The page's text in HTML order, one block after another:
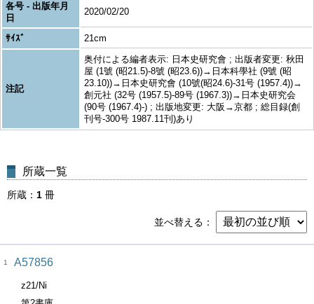
各号 - 出版年月
日
2020/02/20
ｻｲｽﾞ 21cm
注記
奥付による編者表示: 日本史研究會 ; 出版者変更: 秋田
屋 (1號 (昭21.5)-8號 (昭23.6))→日本科學社 (9號 (昭
23.10))→日本史研究會 (10號(昭24.6)-31号 (1957.4))→
創元社 (32号 (1957.5)-89号 (1967.3))→日本史研究会
(90号 (1967.4)-) ; 出版地変更: 大阪→京都 ; 総目録(創
刊号-300号 1987.11刊)あり
所蔵一覧
所蔵 1 冊
並べ替える
1 A57856
z21/Ni